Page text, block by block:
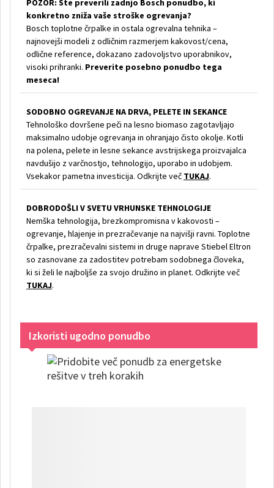
POZOR: Ste preverili zadnjo Bosch ponudbo, ki
konkretno zniža vaše stroške ogrevanja?
Bosch toplotne črpalke in ostala ogrevalna tehnika –
najnovejši modeli z odličnim razmerjem kakovost/cena,
odlične reference, dokazano zadovoljstvo uporabnikov,
visoki prihranki. Preverite posebno ponudbo tega
meseca!
SODOBNO OGREVANJE NA DRVA, PELETE IN SEKANCE
Tehnološko dovršene peči na lesno biomaso zagotavljajo
maksimalno udobje ogrevanja in ohranjajo čisto okolje. Kotli
na polena, pelete in lesne sekance avstrijskega proizvajalca
navdušijo z varčnostjo, tehnologijo, uporabo in udobjem.
Vsekakor pametna investicija. Odkrijte več TUKAJ.
DOBRODOŠLI V SVETU VRHUNSKE TEHNOLOGIJE
Nemška tehnologija, brezkompromisna v kakovosti –
ogrevanje, hlajenje in prezračevanje na najvišji ravni. Toplotne
črpalke, prezračevalni sistemi in druge naprave Stiebel Eltron
so zasnovane za zadostitev potrebam sodobnega človeka,
ki si želi le najboljše za svojo družino in planet. Odkrijte več
TUKAJ.
Izkoristi ugodno ponudbo